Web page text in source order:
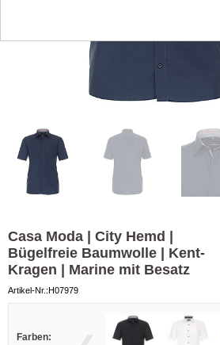
Casa Moda | City Hemd |
Bügelfreie Baumwolle | Kent-
Kragen | Marine mit Besatz
Artikel-Nr.:H07979
Farben: